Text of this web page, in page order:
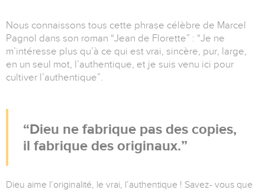
Nous connaissons tous cette phrase célèbre de Marcel
Pagnol dans son roman “Jean de Florette” : “Je ne
m’intéresse plus qu’à ce qui est vrai, sincère, pur, large,
en un seul mot, l’authentique, et je suis venu ici pour
cultiver l’authentique”.
Dieu ne fabrique pas des copies,
il fabrique des originaux.
Dieu aime l’originalité, le vrai, l’authentique ! Savez- vous que